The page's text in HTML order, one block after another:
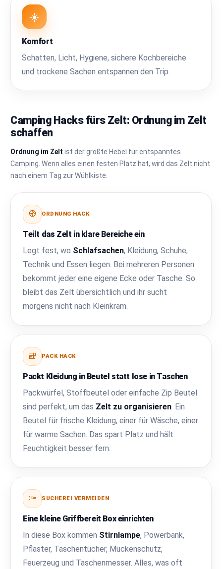
☀️
Komfort
Schatten, Licht, Hygiene, sichere Kochbereiche
und trockene Sachen entspannen den Trip.
Camping Hacks fürs Zelt: Ordnung im Zelt
schaffen
Ordnung im Zelt ist der größte Hebel für entspanntes
Camping. Wenn alles einen festen Platz hat, wird das Zelt nicht
nach einem Tag zur Wühlkiste.
🧭 ORDNUNG HACK
Teilt das Zelt in klare Bereiche ein
Legt fest, wo Schlafsachen, Kleidung, Schuhe,
Technik und Essen liegen. Bei mehreren Personen
bekommt jeder eine eigene Ecke oder Tasche. So
bleibt das Zelt übersichtlich und ihr sucht
morgens nicht nach Kleinkram.
🎒 PACK HACK
Packt Kleidung in Beutel statt lose in Taschen
Packwürfel, Stoffbeutel oder einfache Zip Beutel
sind perfekt, um das Zelt zu organisieren. Ein
Beutel für frische Kleidung, einer für Wäsche, einer
für warme Sachen. Das spart Platz und hält
Feuchtigkeit besser fern.
🔦 SUCHEREI VERMEIDEN
Eine kleine Griffbereit Box einrichten
In diese Box kommen Stirnlampe, Powerbank,
Pflaster, Taschentücher, Mückenschutz,
Feuerzeug und Taschenmesser. Alles, was oft